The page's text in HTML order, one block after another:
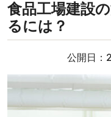
食品工場建設
るには？
公開日